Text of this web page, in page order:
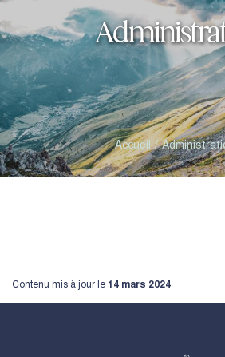
Accueil
Contenu mis à jour le 14 mars 2024